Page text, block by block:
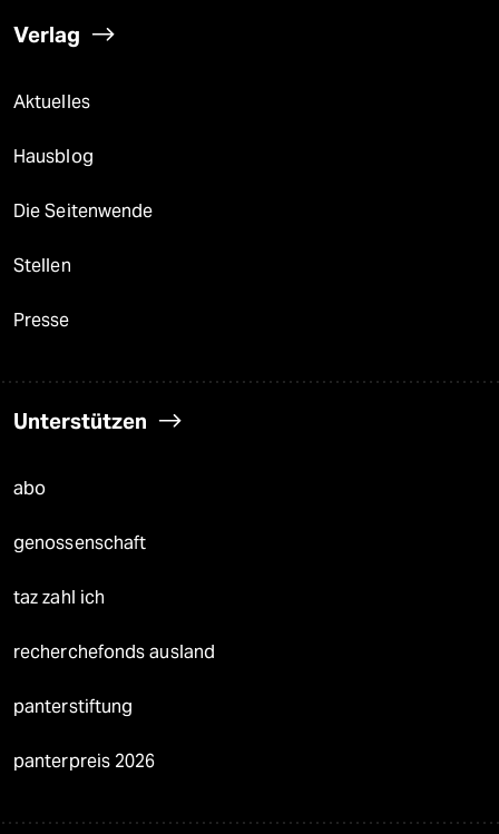
Verlag
Aktuelles
Hausblog
Die Seitenwende
Stellen
Presse
Unterstützen
abo
genossenschaft
taz zahl ich
recherchefonds ausland
panterstiftung
panterpreis 2026